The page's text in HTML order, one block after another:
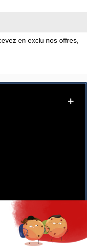
en exclu nos offres,